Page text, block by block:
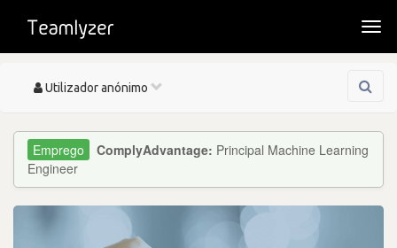
Toggle
Utilizador anónimo
ComplyAdvantage: Principal Machine Learning
Engineer